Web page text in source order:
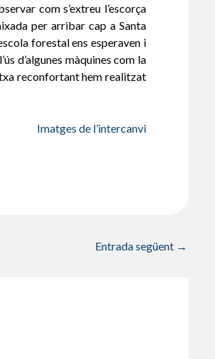
com s’extreu l’escorça
per arribar cap a Santa
forestal ens esperaven i
d’algunes màquines com la
reconfortant hem realitzat
Imatges de l’intercanvi
Entrada següent →